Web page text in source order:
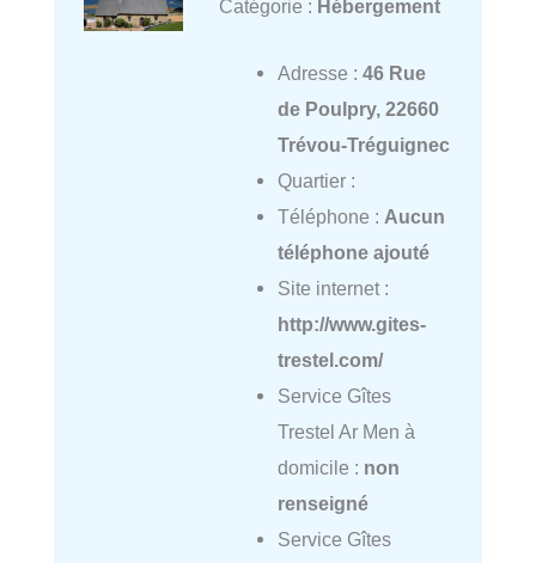
Catégorie : Hébergement
Adresse : 46 Rue
de Poulpry, 22660
Trévou-Tréguignec
Quartier :
Téléphone : Aucun
téléphone ajouté
Site internet :
http://www.gites-
trestel.com/
Service Gîtes
Trestel Ar Men à
domicile : non
renseigné
Service Gîtes